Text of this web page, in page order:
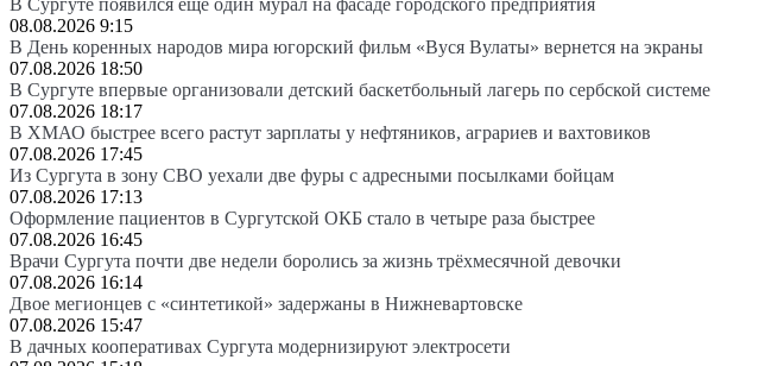
08.08.2026 9:15
В День коренных народов мира югорский фильм «Вуся Вулаты» вернется на экраны
07.08.2026 18:50
В Сургуте впервые организовали детский баскетбольный лагерь по сербской системе
07.08.2026 18:17
В ХМАО быстрее всего растут зарплаты у нефтяников, аграриев и вахтовиков
07.08.2026 17:45
Из Сургута в зону СВО уехали две фуры с адресными посылками бойцам
07.08.2026 17:13
Оформление пациентов в Сургутской ОКБ стало в четыре раза быстрее
07.08.2026 16:45
Врачи Сургута почти две недели боролись за жизнь трёхмесячной девочки
07.08.2026 16:14
Двое мегионцев с «синтетикой» задержаны в Нижневартовске
07.08.2026 15:47
В дачных кооперативах Сургута модернизируют электросети